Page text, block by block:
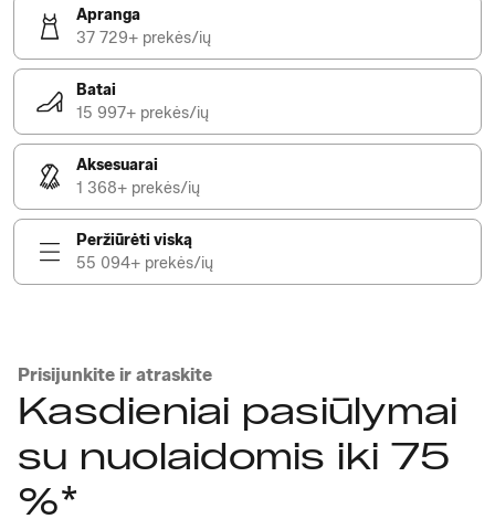
Apranga
37 729+ prekės/ių
Batai
15 997+ prekės/ių
Aksesuarai
1 368+ prekės/ių
Peržiūrėti viską
55 094+ prekės/ių
Prisijunkite ir atraskite
Kasdieniai pasiūlymai
su nuolaidomis iki 75
%*